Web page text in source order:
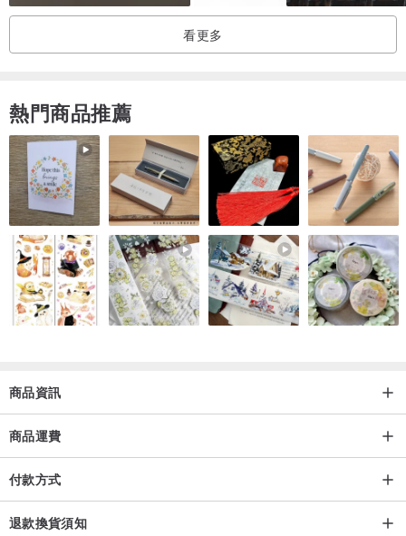
看更多
熱門商品推薦
商品資訊
商品運費
付款方式
退款換貨須知